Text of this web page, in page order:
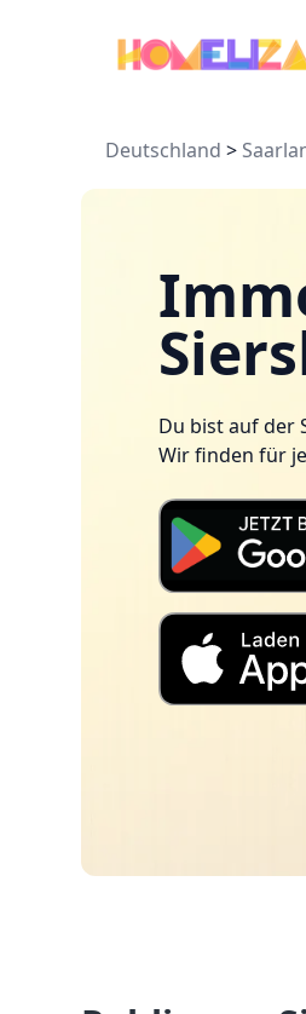
Deutschland >
Du bist auf der
Wir finden für